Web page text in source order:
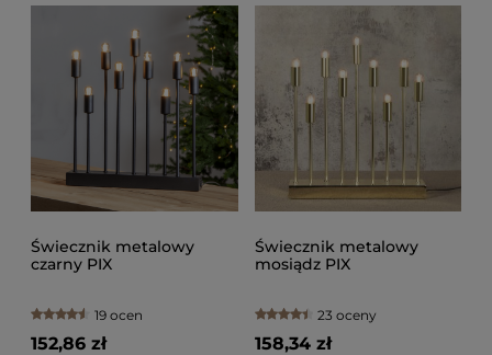
Świecznik metalowy
czarny PIX
19 ocen
152,86 zł
Świecznik metalowy
mosiądz PIX
23 oceny
158,34 zł